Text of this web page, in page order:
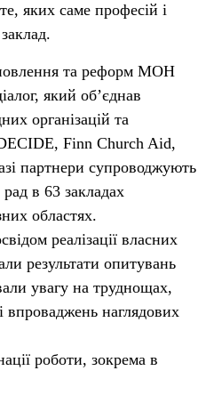
яких саме професій і
та реформ МОН
який об’єднав
організацій та
Finn Church Aid,
партнери супроводжують
в 63 закладах
областях.
реалізації власних
результати опитувань
увагу на труднощах,
наглядових
роботи, зокрема в